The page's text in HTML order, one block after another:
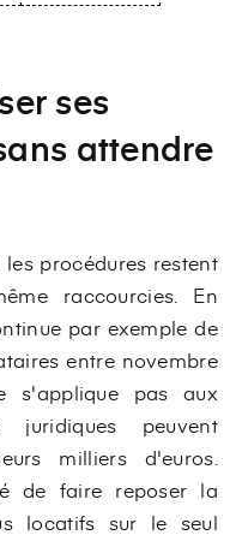
ses
attendre
, les procédures restent
raccourcies. En
par exemple de
entre novembre
s'applique pas aux
peuvent
milliers d'euros.
de faire reposer la
locatifs sur le seul